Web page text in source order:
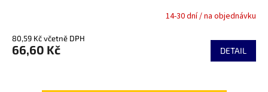
produktu
je
14-30 dní / na objednávku
80,59 Kč včetně DPH
66,60 Kč DETAIL